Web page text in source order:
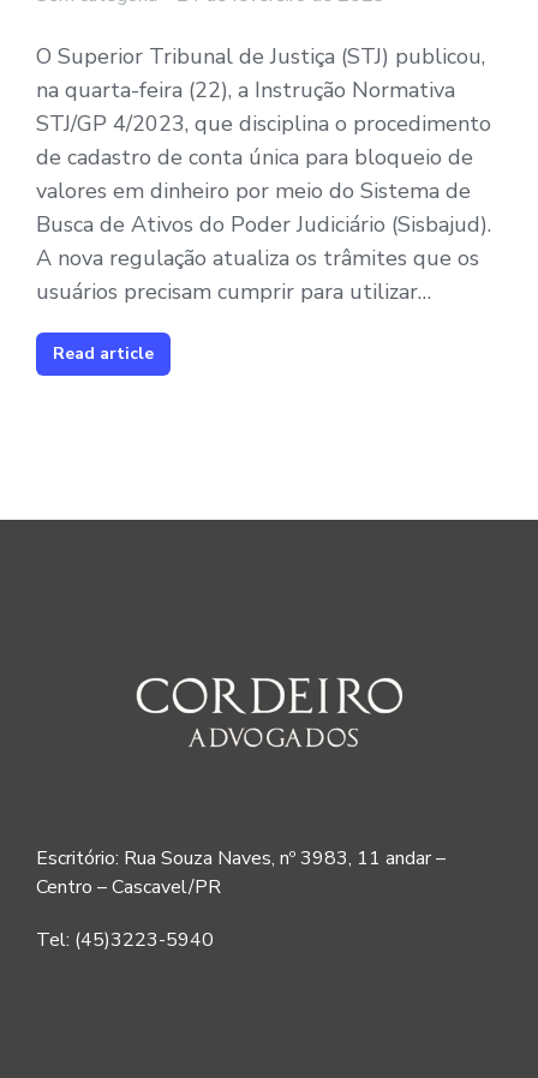
O Superior Tribunal de Justiça (STJ) publicou,
na quarta-feira (22), a Instrução Normativa
STJ/GP 4/2023, que disciplina o procedimento
de cadastro de conta única para bloqueio de
valores em dinheiro por meio do Sistema de
Busca de Ativos do Poder Judiciário (Sisbajud).
A nova regulação atualiza os trâmites que os
usuários precisam cumprir para utilizar…
Read article
Escritório: Rua Souza Naves, nº 3983, 11 andar –
Centro – Cascavel/PR
Tel: (45)3223-5940